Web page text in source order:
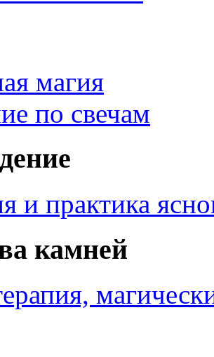
магия
по свечам
и практика
камней